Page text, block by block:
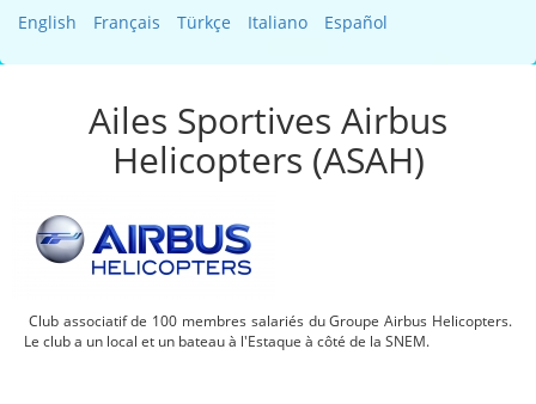
English Français Türkçe Italiano Español
Ailes Sportives Airbus
Helicopters (ASAH)
Club associatif de 100 membres salariés du Groupe Airbus Helicopters.
Le club a un local et un bateau à l'Estaque à côté de la SNEM.